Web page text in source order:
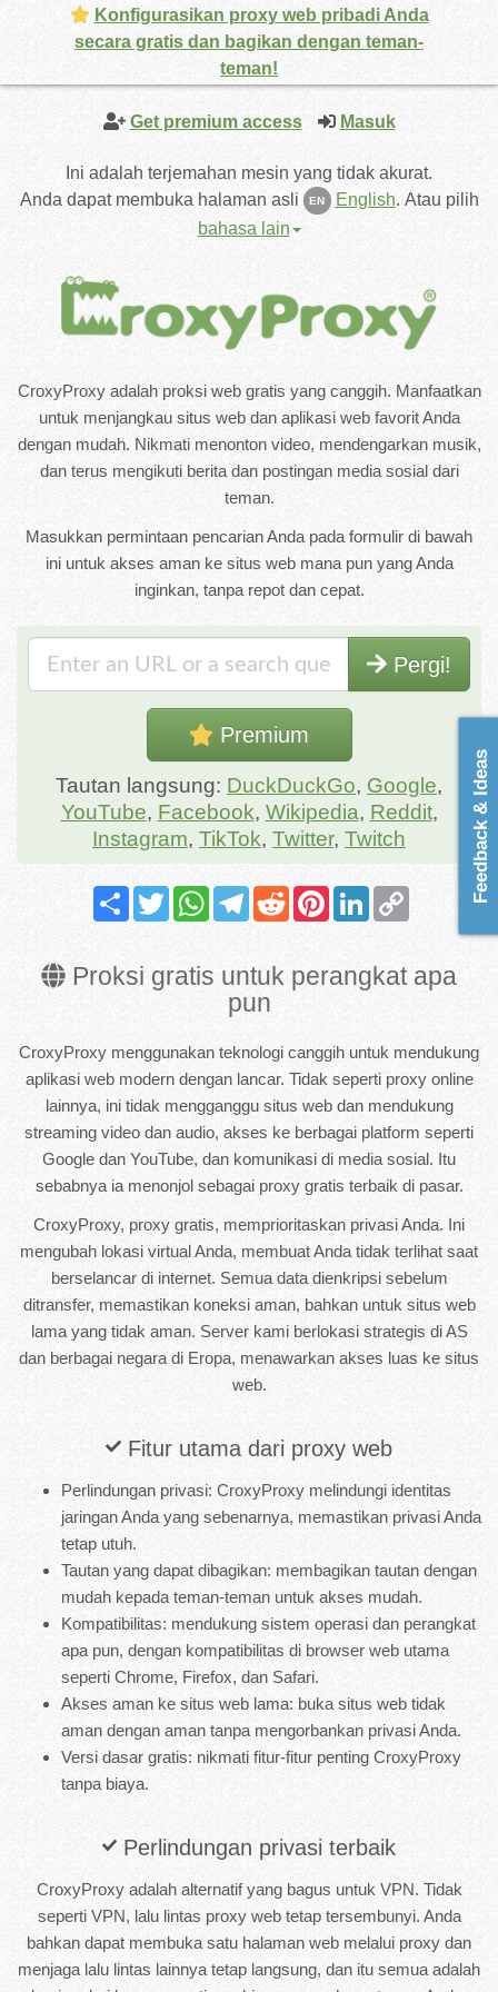
Get premium access Masuk
Ini adalah terjemahan mesin yang tidak akurat.
Anda dapat membuka halaman asli
EN English. Atau pilih
bahasa lain
CroxyProxy adalah proksi web gratis yang canggih. Manfaatkan
untuk menjangkau situs web dan aplikasi web favorit Anda
dengan mudah. Nikmati menonton video, mendengarkan musik,
dan terus mengikuti berita dan postingan media sosial dari
teman.
Masukkan permintaan pencarian Anda pada formulir di bawah
ini untuk akses aman ke situs web mana pun yang Anda
inginkan, tanpa repot dan cepat.
Pergi!
Premium
Tautan langsung: DuckDuckGo, Google,
YouTube, Facebook, Wikipedia, Reddit,
Instagram, TikTok, Twitter, Twitch
Share TwitterWhatsAppTelegramRedditPinterestLinkedIn
Proksi gratis untuk perangkat apa
pun
CroxyProxy menggunakan teknologi canggih untuk mendukung
aplikasi web modern dengan lancar. Tidak seperti proxy online
lainnya, ini tidak mengganggu situs web dan mendukung
streaming video dan audio, akses ke berbagai platform seperti
Google dan YouTube, dan komunikasi di media sosial. Itu
sebabnya ia menonjol sebagai proxy gratis terbaik di pasar.
CroxyProxy, proxy gratis, memprioritaskan privasi Anda. Ini
mengubah lokasi virtual Anda, membuat Anda tidak terlihat saat
berselancar di internet. Semua data dienkripsi sebelum
ditransfer, memastikan koneksi aman, bahkan untuk situs web
lama yang tidak aman. Server kami berlokasi strategis di AS
dan berbagai negara di Eropa, menawarkan akses luas ke situs
web.
Fitur utama dari proxy web
Perlindungan privasi: CroxyProxy melindungi identitas
jaringan Anda yang sebenarnya, memastikan privasi Anda
tetap utuh.
Tautan yang dapat dibagikan: membagikan tautan dengan
mudah kepada teman-teman untuk akses mudah.
Kompatibilitas: mendukung sistem operasi dan perangkat
apa pun, dengan kompatibilitas di browser web utama
seperti Chrome, Firefox, dan Safari.
Akses aman ke situs web lama: buka situs web tidak
aman dengan aman tanpa mengorbankan privasi Anda.
Versi dasar gratis: nikmati fitur-fitur penting CroxyProxy
tanpa biaya.
Perlindungan privasi terbaik
CroxyProxy adalah alternatif yang bagus untuk VPN. Tidak
seperti VPN, lalu lintas proxy web tetap tersembunyi. Anda
bahkan dapat membuka satu halaman web melalui proxy dan
menjaga lalu lintas lainnya tetap langsung, dan itu semua adalah
Feedback & Ideas
Konfigurasikan proxy web pribadi Anda
secara gratis dan bagikan dengan teman-
teman!